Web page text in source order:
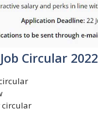
Circular 2022
circular